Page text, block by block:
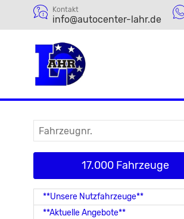
Kontakt
info@autocenter-lahr.de
Fahrzeugnr.
17.000 Fahrzeuge
**Unsere Nutzfahrzeuge**
**Aktuelle Angebote**